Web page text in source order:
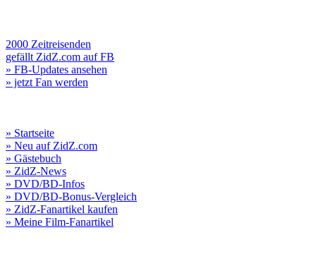
2000 Zeitreisenden
gefällt ZidZ.com auf FB
» FB-Updates ansehen
» jetzt Fan werden
» Startseite
» Neu auf ZidZ.com
» Gästebuch
» ZidZ-News
» DVD/BD-Infos
» DVD/BD-Bonus-Vergleich
» ZidZ-Fanartikel kaufen
» Meine Film-Fanartikel